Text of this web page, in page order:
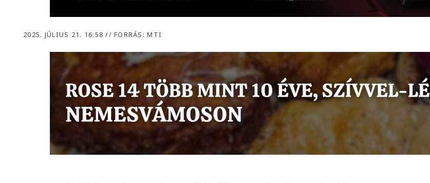
2025. JÚLIUS 21. 16:58// FORRÁS: MTI